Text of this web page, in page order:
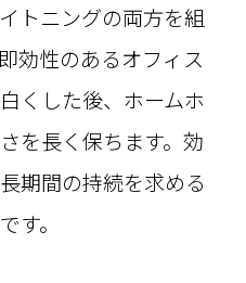
トニングの両方を組
効性のあるオフィス
くした後、ホームホ
を長く保ちます。効
期間の持続を求める
す。